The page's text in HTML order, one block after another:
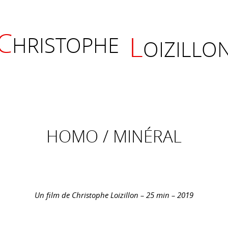
HRISTOPHE L
HOMO / MINÉRAL
Un film de Christophe Loizillon – 25 min – 2019